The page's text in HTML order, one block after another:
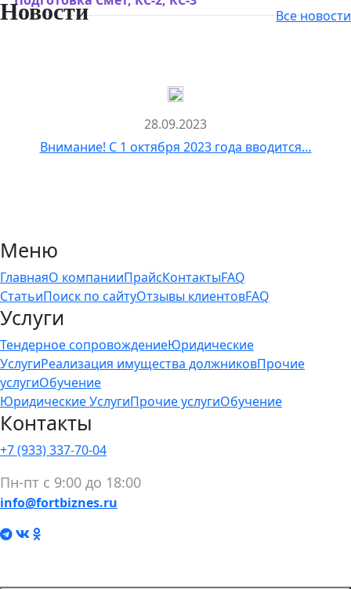
Новости Все новости
28.09.2023
Внимание! С 1 октября 2023 года вводится…
Меню
ГлавнаяО компанииПрайсКонтактыFAQ
СтатьиПоиск по сайтуОтзывы клиентовFAQ
Услуги
Тендерное сопровождениеЮридические
УслугиРеализация имущества должниковПрочие
услугиОбучение
Юридические УслугиПрочие услугиОбучение
Контакты
+7 (933) 337-70-04
Пн-пт с 9:00 до 18:00
info@fortbiznes.ru